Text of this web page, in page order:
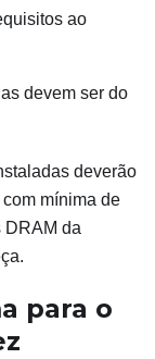
ao
devem ser do
deverão
mínima de
DRAM da
para o